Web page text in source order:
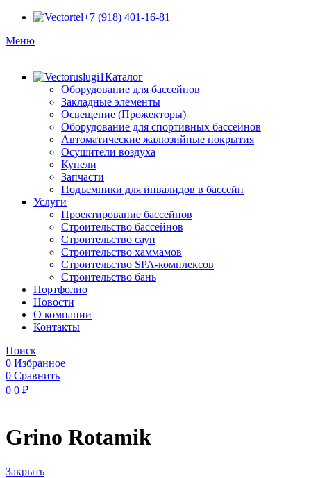
+7 (918) 401-16-81
Меню
Каталог
Оборудование для бассейнов
Закладные элементы
Освещение (Прожекторы)
Оборудование для спортивных бассейнов
Автоматические жалюзийные покрытия
Осушители воздуха
Купели
Запчасти
Подъемники для инвалидов в бассейн
Услуги
Проектирование бассейнов
Строительство бассейнов
Строительство саун
Строительство хаммамов
Строительство SPA-комплексов
Строительство бань
Портфолио
Новости
O компании
Контакты
Поиск
0 Избранное
0 Сравнить
0 0 ₽
Grino Rotamik
Закрыть